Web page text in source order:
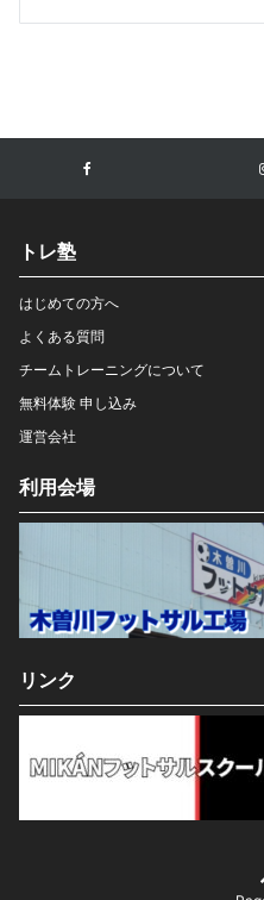
トレ塾
はじめての方へ
よくある質問
チームトレーニングについて
無料体験 申し込み
運営会社
利用会場
リンク